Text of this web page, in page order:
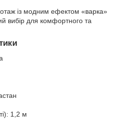
із модним ефектом «варка»
вибір для комфортного та
1,2 м